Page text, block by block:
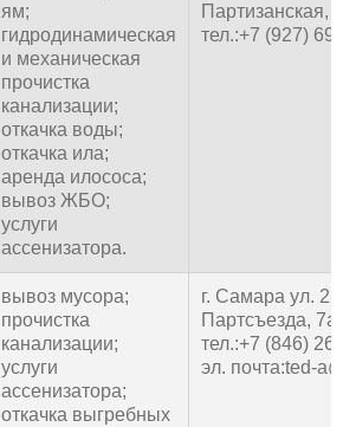
ям;
гидродинамическая
и механическая
прочистка
канализации;
откачка воды;
откачка ила;
аренда илососа;
вывоз ЖБО;
услуги
ассенизатора.
Партизанская,
тел.:+7 (927)
вывоз мусора;
прочистка
канализации;
услуги
ассенизатора;
откачка выгребных
г. Самара ул. 22
Партсъезда, 7а
тел.:+7 (846)
эл. почта:ted-